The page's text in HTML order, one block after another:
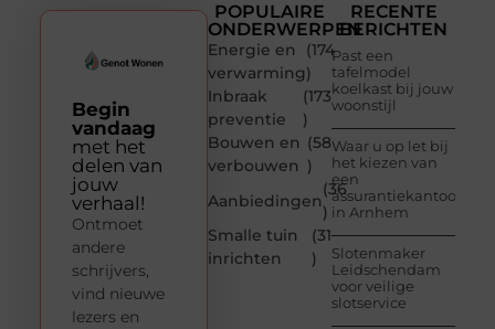
POPULAIRE
ONDERWERPEN
Energie en
verwarming
(174
)
Inbraak
preventie
(173
)
Bouwen en
verbouwen
(58
)
Aanbiedingen
(36
)
Smalle tuin
inrichten
(31
)
RECENTE
BERICHTEN
Past een
tafelmodel
koelkast bij jouw
woonstijl
Waar u op let bij
het kiezen van
een
assurantiekantoor
in Arnhem
Slotenmaker
Leidschendam
voor veilige
slotservice
Begin
vandaag
met het
delen van
jouw
verhaal!
Ontmoet
andere
schrijvers,
vind nieuwe
lezers en